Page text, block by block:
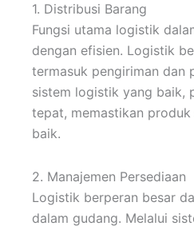
1. Distribusi Barang
Fungsi utama logistik
dengan efisien. Logistik
termasuk pengiriman dan
sistem logistik yang baik,
tepat, memastikan
baik.
2. Manajemen Persediaan
Logistik berperan besar
dalam gudang. Melalui